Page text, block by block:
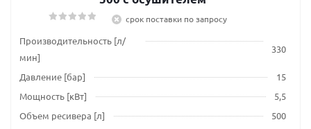
срок поставки по запросу
Производительность [л/
мин]
330
Давление [бар]
15
Мощность [кВт]
5,5
Объем ресивера [л]
500